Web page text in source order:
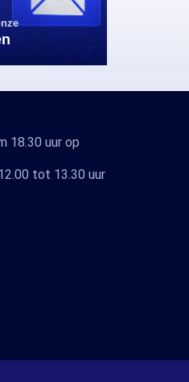
18.30 uur op
tot 13.30 uur